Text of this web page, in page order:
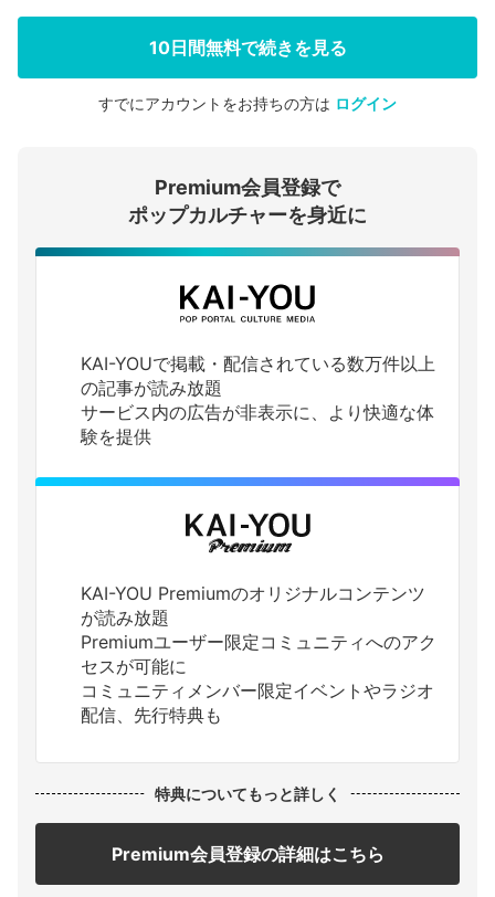
会員登録する
ログインする
10日間無料で続きを見る
すでにアカウントをお持ちの方は ログイン
Premium会員登録で
ポップカルチャーを身近に
KAI-YOUで掲載・配信されている数万件以上
の記事が読み放題
サービス内の広告が非表示に、より快適な体
験を提供
KAI-YOU Premiumのオリジナルコンテンツ
が読み放題
Premiumユーザー限定コミュニティへのアク
セスが可能に
コミュニティメンバー限定イベントやラジオ
配信、先行特典も
特典についてもっと詳しく
Premium会員登録の詳細はこちら